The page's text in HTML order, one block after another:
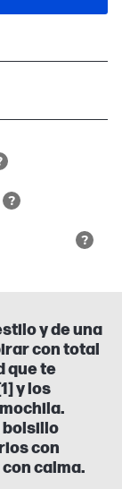
y de una
con total
que te
y los
bolsillo
con
calma.